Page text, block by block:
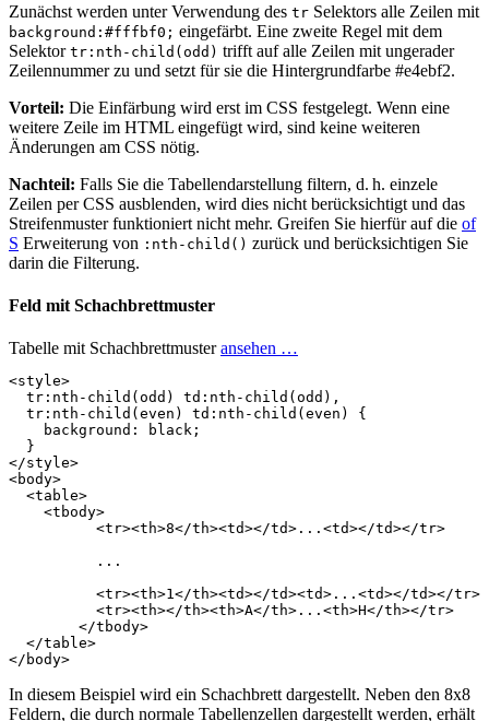
Zunächst werden unter Verwendung des tr Selektors alle Zeilen mit
background:#fffbf0; eingefärbt. Eine zweite Regel mit dem
Selektor tr:nth-child(odd) trifft auf alle Zeilen mit ungerader
Zeilennummer zu und setzt für sie die Hintergrundfarbe #e4ebf2.
Vorteil: Die Einfärbung wird erst im CSS festgelegt. Wenn eine
weitere Zeile im HTML eingefügt wird, sind keine weiteren
Änderungen am CSS nötig.
Nachteil: Falls Sie die Tabellendarstellung filtern, d. h. einzele
Zeilen per CSS ausblenden, wird dies nicht berücksichtigt und das
Streifenmuster funktioniert nicht mehr. Greifen Sie hierfür auf die of
S Erweiterung von :nth-child() zurück und berücksichtigen Sie
darin die Filterung.
Feld mit Schachbrettmuster
Tabelle mit Schachbrettmusteransehen …
<style>
tr :nth-child ( odd ) td :nth-child ( odd ),
tr :nth-child ( even ) td :nth-child ( even )
{
background : black ;
}
</style>
<body>
<table>
<tbody>
<tr><th>8</th><td></td> ... <td></td></tr>
          ...
<tr><th>1</th><td></td><td> ... <td></td></tr>
<tr><th></th><th>A</th> ... <th>H</th></tr>
</tbody>
</table>
</ body>
In diesem Beispiel wird ein Schachbrett dargestellt. Neben den 8x8
Feldern, die durch normale Tabellenzellen dargestellt werden, erhält